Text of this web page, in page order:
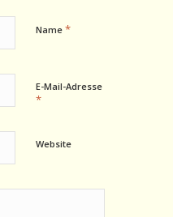
Name *
E-Mail-Adresse
*
Website